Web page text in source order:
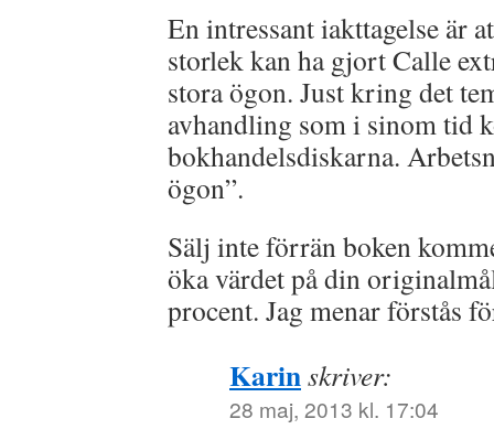
En intressant iakttagelse är
storlek kan ha gjort Calle
stora ögon. Just kring det
avhandling som i sinom tid
bokhandelsdiskarna.
ögon”.
Sälj inte förrän boken
öka värdet på din
procent. Jag menar förstås
Karinskriver:
28 maj, 2013 kl. 17:04